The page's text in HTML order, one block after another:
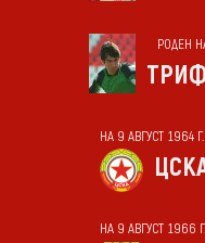
РОДЕН
НА 9 АВГУСТ 1964
НА 9 АВГУСТ